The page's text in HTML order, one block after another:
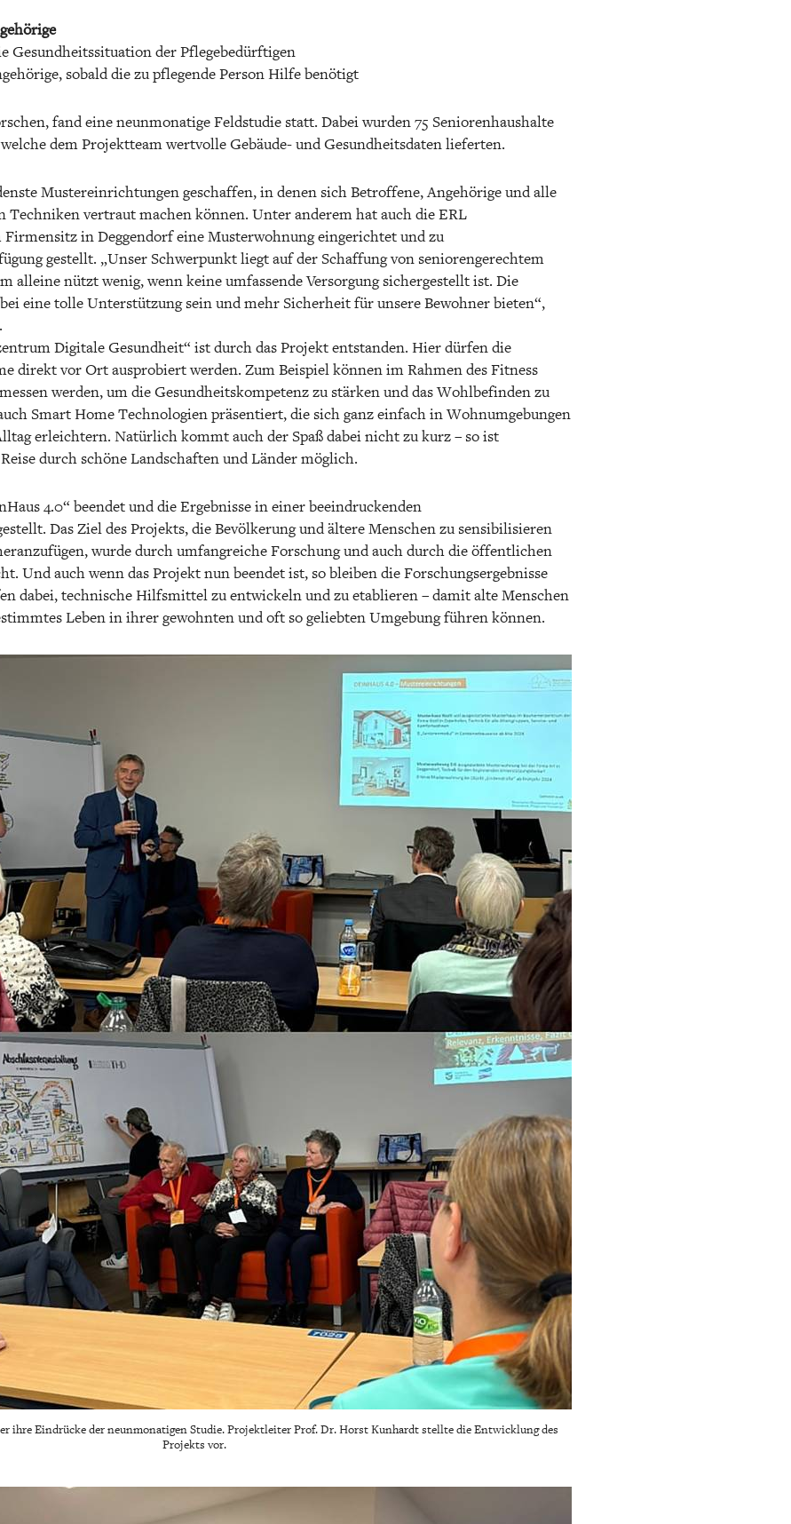
Gesundheitssituation der Pflegebedürftigen
sobald die zu pflegende Person Hilfe benötigt
fand eine neunmonatige Feldstudie statt. Dabei wurden 75 Seniorenhaushalte
dem Projektteam wertvolle Gebäude- und Gesundheitsdaten lieferten.
Mustereinrichtungen geschaffen, in denen sich Betroffene, Angehörige und alle
Techniken vertraut machen können. Unter anderem hat auch die ERL
in Deggendorf eine Musterwohnung eingerichtet und zu
gestellt. „Unser Schwerpunkt liegt auf der Schaffung von seniorengerechtem
alleine nützt wenig, wenn keine umfassende Versorgung sichergestellt ist. Die
eine tolle Unterstützung sein und mehr Sicherheit für unsere Bewohner bieten“,
Digitale Gesundheit“ ist durch das Projekt entstanden. Hier dürfen die
direkt vor Ort ausprobiert werden. Zum Beispiel können im Rahmen des Fitness
werden, um die Gesundheitskompetenz zu stärken und das Wohlbefinden zu
Smart Home Technologien präsentiert, die sich ganz einfach in Wohnumgebungen
erleichtern. Natürlich kommt auch der Spaß dabei nicht zu kurz – so ist
durch schöne Landschaften und Länder möglich.
4.0“ beendet und die Ergebnisse in einer beeindruckenden
Das Ziel des Projekts, die Bevölkerung und ältere Menschen zu sensibilisieren
wurde durch umfangreiche Forschung und auch durch die öffentlichen
Und auch wenn das Projekt nun beendet ist, so bleiben die Forschungsergebnisse
dabei, technische Hilfsmittel zu entwickeln und zu etablieren – damit alte Menschen
Leben in ihrer gewohnten und oft so geliebten Umgebung führen können.
ihre Eindrücke der neunmonatigen Studie. Projektleiter Prof. Dr. Horst Kunhardt stellte die Entwicklung des
Projekts vor.